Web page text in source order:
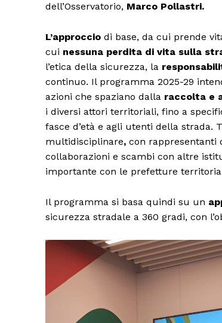
dell’Osservatorio, Marco Pollastri.
L’approccio di base, da cui prende
cui nessuna perdita di vita sulla
l’etica della sicurezza, la
continuo. Il programma 2025-29
azioni che spaziano dalla raccolta e
i diversi attori territoriali, fino a
fasce d’età e agli utenti della strada.
multidisciplinare, con rappresentanti
collaborazioni e scambi con altre
importante con le prefetture
Il programma si basa quindi su un
sicurezza stradale a 360 gradi, con